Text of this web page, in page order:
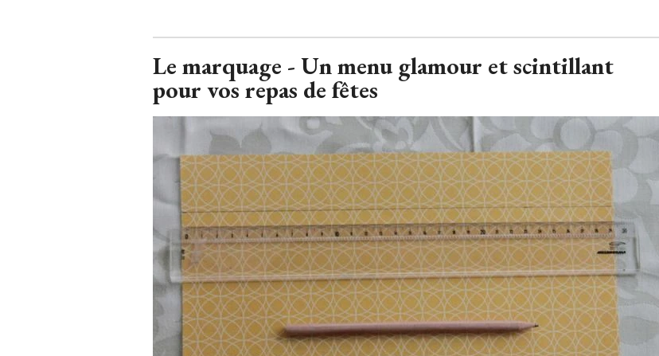
Le marquage - Un menu glamour et scintillant
pour vos repas de fêtes